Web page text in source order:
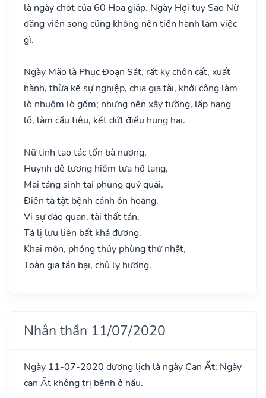
là ngày chót của 60 Hoa giáp. Ngày Hợi tuy Sao Nữ
đăng viên song cũng không nên tiến hành làm việc
gì.
Ngày Mão là Phục Đoạn Sát, rất kỵ chôn cất, xuất
hành, thừa kế sự nghiệp, chia gia tài, khởi công làm
lò nhuộm lò gốm; nhưng nên xây tường, lấp hang
lỗ, làm cầu tiêu, kết dứt điều hung hại.
Nữ tinh tạo tác tổn bà nương,
Huynh đệ tương hiềm tựa hổ lang,
Mai táng sinh tai phùng quỷ quái,
Điên tà tật bệnh cánh ôn hoàng.
Vi sự đáo quan, tài thất tán,
Tả lị lưu liên bất khả đương.
Khai môn, phóng thủy phùng thử nhật,
Toàn gia tán bại, chủ ly hương.
Nhân thần 11/07/2020
Ngày 11-07-2020 dương lịch là ngày Can Ất: Ngày
can Ất không trị bệnh ở hầu.